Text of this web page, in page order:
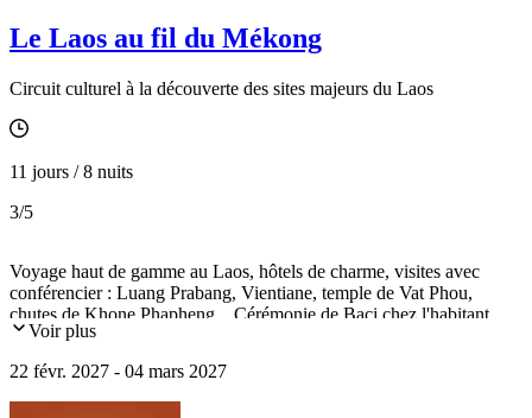
Le Laos au fil du Mékong
Circuit culturel à la découverte des sites majeurs du Laos
11 jours / 8 nuits
3/5
Voyage haut de gamme au Laos, hôtels de charme, visites avec
conférencier : Luang Prabang, Vientiane, temple de Vat Phou,
chutes de Khone Phapheng... Cérémonie de Baci chez l'habitant,
croisière-cocktail au coucher du soleil sur le Mékong...
Voir plus
22 févr. 2027 - 04 mars 2027